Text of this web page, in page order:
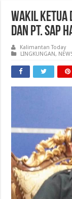
Wakil Ketua
dan PT.
Kalimantan Today
LINGKUNGAN,